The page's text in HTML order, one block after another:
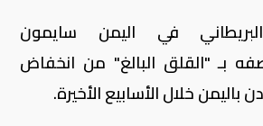
في اليمن سايمون
بـ "القلق البالغ" من انخفاض
خلال الأسابيع الأخيرة.